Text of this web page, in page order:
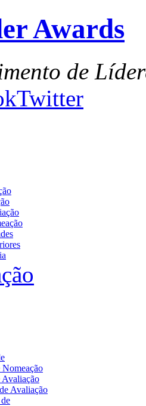
Awards
de
Twitter
Nomeação
Avaliação
Avaliação